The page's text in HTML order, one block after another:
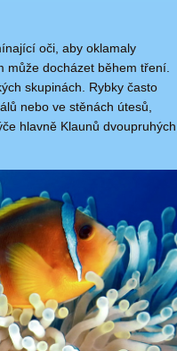
oči, aby oklamaly
může docházet během tření.
skupinách. Rybky často
nebo ve stěnách útesů,
hlavně Klaunů